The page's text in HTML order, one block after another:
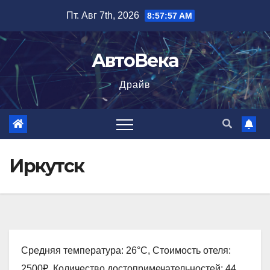
содержимому
Пт. Авг 7th, 2026 8:57:58 AM
АвтоВека
Драйв
Иркутск
Средняя температура: 26°C, Стоимость отеля: